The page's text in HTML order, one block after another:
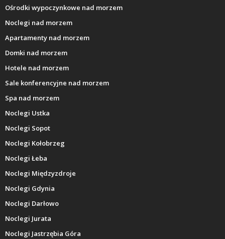
Ośrodki wypoczynkowe nad morzem
Noclegi nad morzem
Apartamenty nad morzem
Domki nad morzem
Hotele nad morzem
Sale konferencyjne nad morzem
Spa nad morzem
Noclegi Ustka
Noclegi Sopot
Noclegi Kołobrzeg
Noclegi Łeba
Noclegi Międzyzdroje
Noclegi Gdynia
Noclegi Darłowo
Noclegi Jurata
Noclegi Jastrzębia Góra